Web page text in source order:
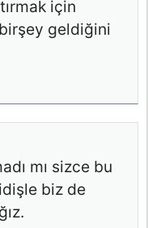
için
geldiğini
mı sizce bu
biz de